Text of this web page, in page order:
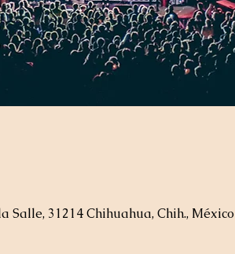
Salle, 31214 Chihuahua, Chih., México